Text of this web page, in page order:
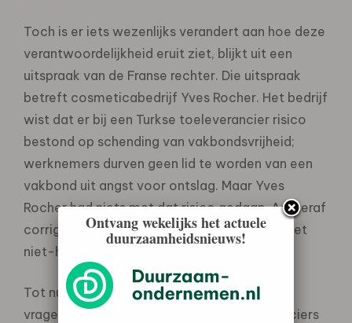
Toch is er iets wezenlijks verandert aan hoe deze
verantwoordelijkheid eruit ziet, blijkt uit een
uitspraak van de Franse rechter. Die uitspraak
betreft cosmeticabedrijf Yves Rocher. Het bedrijf
wist dat er bij een Turkse toeleverancier risico
bestond op schending van vakbondsvrijheid;
werknemers durven geen lid te worden van een
vakbond uit angst voor ontslag. Maar Yves
Rocher had niets met dat risico gedaan. Achteraf
corrigeren baatte niet: de schending zat in het
niet-handelen vóóraf.
Tot nu toe kwamen bedrijven weg met één
vragenlijst die zij naar al hun directe leveranciers
Ontvang wekelijks het actuele
duurzaamheidsnieuws!